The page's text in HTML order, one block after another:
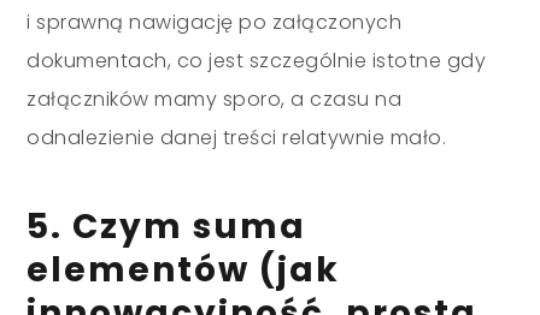
i sprawną nawigację po załączonych
dokumentach, co jest szczególnie istotne gdy
załączników mamy sporo, a czasu na
odnalezienie danej treści relatywnie mało.
5. Czym suma
elementów (jak